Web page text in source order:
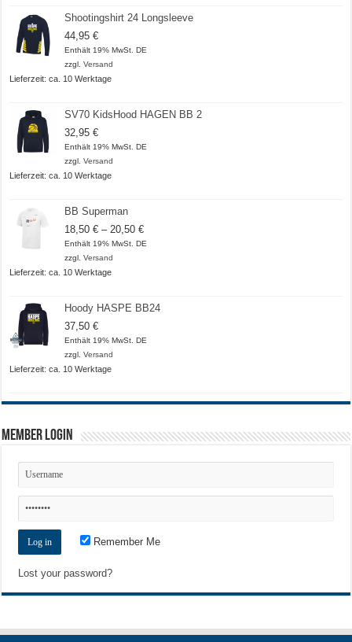
Shootingshirt 24 Longsleeve
44,95€
Enthält 19% MwSt. DE
zzgl.Versand
Lieferzeit: ca. 10 Werktage
SV70 KidsHood HAGEN BB 2
32,95€
Enthält 19% MwSt. DE
zzgl.Versand
Lieferzeit: ca. 10 Werktage
BB Superman
18,50€ – 20,50€Preisspanne:
18,50 €
Enthält 19% MwSt. DE
zzgl.Versand
Lieferzeit: ca. 10 Werktage
Hoody HASPE BB24
37,50€
Enthält 19% MwSt. DE
zzgl.Versand
Lieferzeit: ca. 10 Werktage
Member Login
Remember Me
Lost your password?